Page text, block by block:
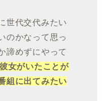
世代交代みたい
のかなって思っ
諦めずにやって
女がいたことが
組に出てみたい